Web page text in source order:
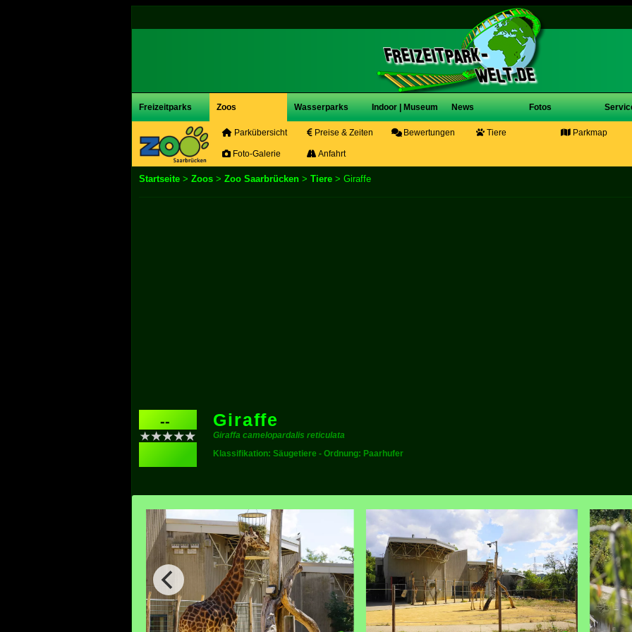
Freizeitparks Zoos Wasserparks Indoor | Museum News Fotos
Parkübersicht Preise & Zeiten Bewertungen Tiere Parkmap
Foto-Galerie Anfahrt
Startseite > Zoos > Zoo Saarbrücken > Tiere > Giraffe
-- Giraffe
Giraffa camelopardalis reticulata
Klassifikation: Säugetiere - Ordnung: Paarhufer